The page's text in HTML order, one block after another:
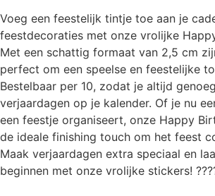
Voeg een feestelijk tintje toe aan je
feestdecoraties met onze vrolijke
Met een schattig formaat van 2,5 cm
perfect om een speelse en feestelijke
Bestelbaar per 10, zodat je altijd
verjaardagen op je kalender. Of je nu
een feestje organiseert, onze Happy
de ideale finishing touch om het feest
Maak verjaardagen extra speciaal en
beginnen met onze vrolijke stickers!